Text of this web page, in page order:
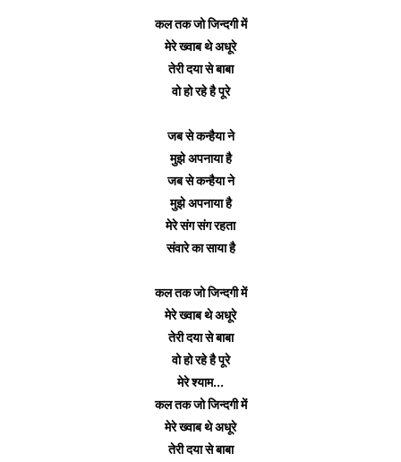
कल तक जो जिन्दगी में
मेरे ख्वाब थे अधूरे
तेरी दया से बाबा
वो हो रहे है पूरे
जब से कन्हैया ने
मुझे अपनाया है
जब से कन्हैया ने
मुझे अपनाया है
मेरे संग संग रहता
संवारे का साया है
कल तक जो जिन्दगी में
मेरे ख्वाब थे अधूरे
तेरी दया से बाबा
वो हो रहे है पूरे
मेरे श्याम...
कल तक जो जिन्दगी में
मेरे ख्वाब थे अधूरे
तेरी दया से बाबा